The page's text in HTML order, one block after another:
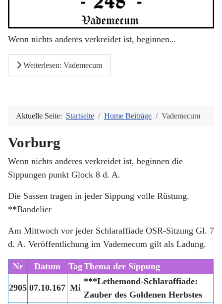
Wenn nichts anderes verkreidet ist, beginnen...
Weiterlesen: Vademecum
Aktuelle Seite: Startseite Home Beiträge Vademecum
Vorburg
Wenn nichts anderes verkreidet ist, beginnen die
Sippungen punkt Glock 8 d. A.
Die Sassen tragen in jeder Sippung volle Rüstung.
**Bandelier
Am Mittwoch vor jeder Schlaraffiade OSR-Sitzung Gl. 7
d. A. Veröffentlichung im Vademecum gilt als Ladung.
Nr Datum TagThema der Sippung
2905 07.10.167 Mi
***Lethemond-Schlaraffiade:
Zauber des Goldenen Herbstes